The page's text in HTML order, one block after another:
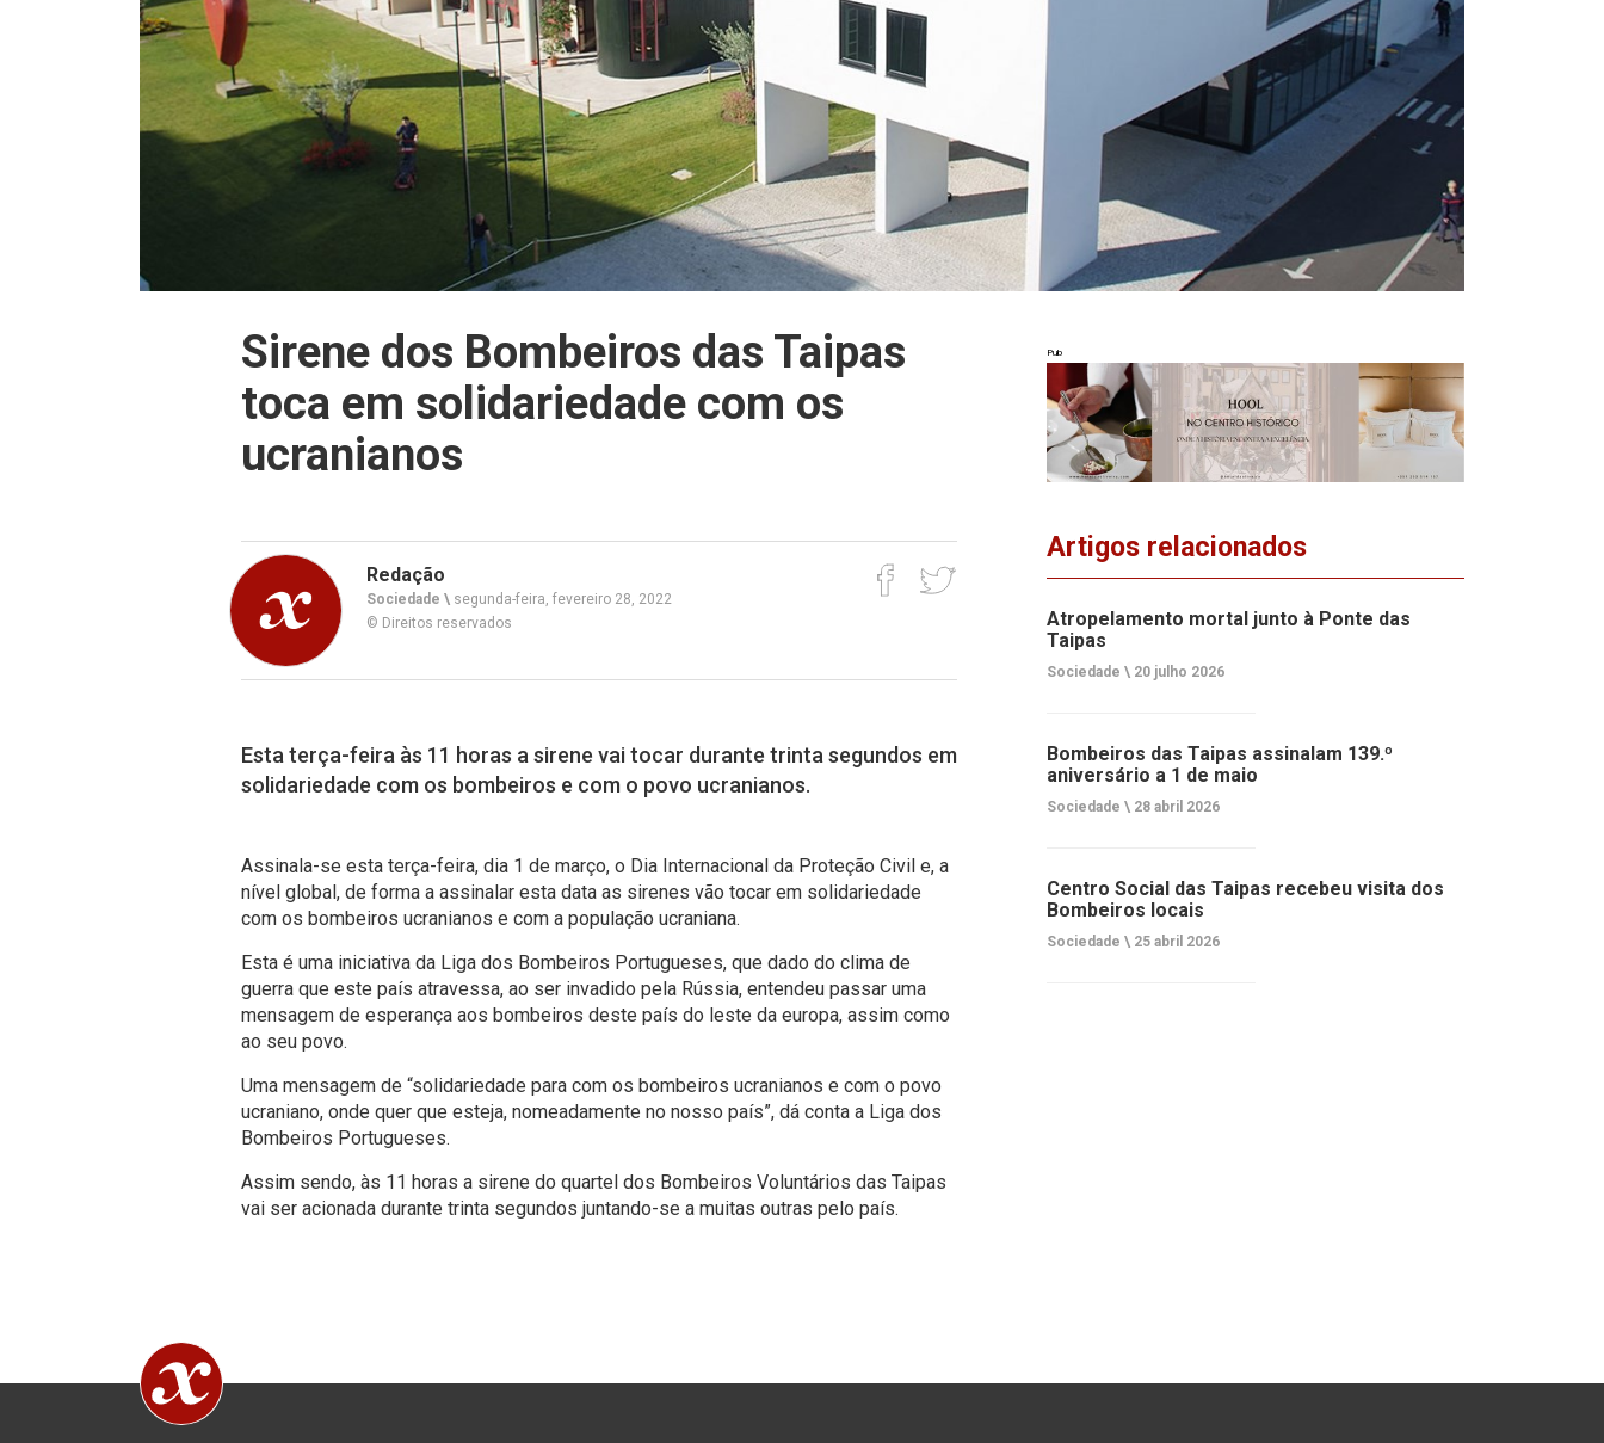
Sirene dos Bombeiros das Taipas
toca em solidariedade com os
ucranianos
Redação
Sociedade \ segunda-feira, fevereiro 28, 2022
© Direitos reservados
Esta terça-feira às 11 horas a sirene vai tocar durante trinta segundos em
solidariedade com os bombeiros e com o povo ucranianos.
Assinala-se esta terça-feira, dia 1 de março, o Dia Internacional da Proteção Civil e, a
nível global, de forma a assinalar esta data as sirenes vão tocar em solidariedade
com os bombeiros ucranianos e com a população ucraniana.
Esta é uma iniciativa da Liga dos Bombeiros Portugueses, que dado do clima de
guerra que este país atravessa, ao ser invadido pela Rússia, entendeu passar uma
mensagem de esperança aos bombeiros deste país do leste da europa, assim como
ao seu povo.
Uma mensagem de “solidariedade para com os bombeiros ucranianos e com o povo
ucraniano, onde quer que esteja, nomeadamente no nosso país”, dá conta a Liga dos
Bombeiros Portugueses.
Assim sendo, às 11 horas a sirene do quartel dos Bombeiros Voluntários das Taipas
vai ser acionada durante trinta segundos juntando-se a muitas outras pelo país.
Pub
Artigos relacionados
Atropelamento mortal junto à Ponte das
Taipas
Sociedade \ 20 julho 2026
Bombeiros das Taipas assinalam 139.º
aniversário a 1 de maio
Sociedade \ 28 abril 2026
Centro Social das Taipas recebeu visita dos
Bombeiros locais
Sociedade \ 25 abril 2026